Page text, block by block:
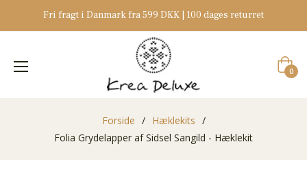
Fri fragt i Danmark fra 599 DKK | 100 dages returret
0
Forside / Hæklekits /
Folia Grydelapper af Sidsel Sangild - Hæklekit